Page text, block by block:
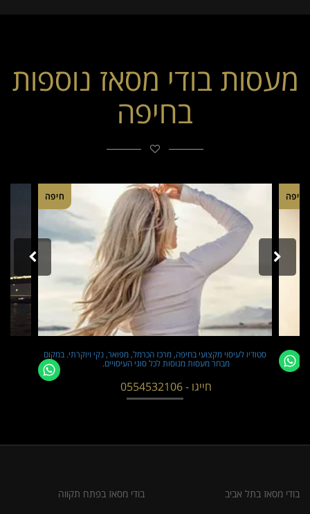
מעסות בודי מסאז נוספות
בחיפה
חיפה חיפה
סטודיו לעיסוי מקצועי בחיפה, מרכז הכרמל, מפואר, נקי ויוקרתי. במקום
מבחר מעסות מנוסות לכל סוגי העיסויים.
חייגו - 0554532106
בודי מסאז בתל אביב בודי מסאז בפתח תקווה